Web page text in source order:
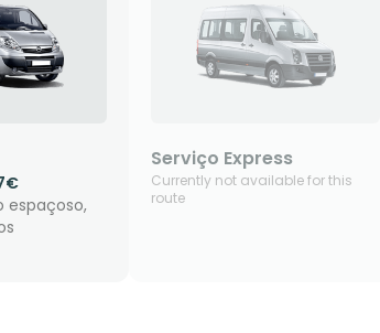
espaçoso,
Serviço Express
Currently not available for this
route